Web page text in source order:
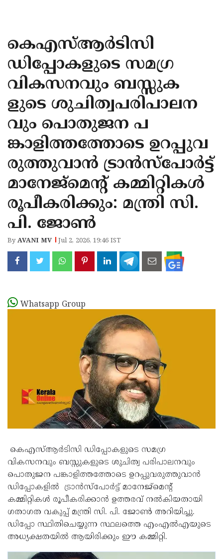
KANNUR
KASARAGOD
കെഎസ്ആർടിസി
ഡിപ്പോകളുടെ സമഗ്ര
വികസനവും ബസ്സുക
ളുടെ ശുചിത്വപരിപാലന
വും പൊതുജന പ
ങ്കാളിത്തത്തോടെ ഉറപ്പുവ
രുത്തുവാൻ ട്രാൻസ്പോർട്ട്
മാനേജ്മെന്റ് കമ്മിറ്റികൾ
രൂപീകരിക്കും: മന്ത്രി സി.
പി. ജോൺ
ByAVANI MV Jul 2, 2026, 19:46 IST
Whatsapp Group
കെഎസ്ആർടിസി ഡിപ്പോകളുടെ സമഗ്ര
വികസനവും ബസ്സുകളുടെ ശുചിത്വ പരിപാലനവും
പൊതുജന പങ്കാളിത്തത്തോടെ ഉറപ്പുവരുത്തുവാൻ
ഡിപ്പോകളിൽ ട്രാൻസ്പോർട്ട് മാനേജ്മെന്റ്
കമ്മിറ്റികൾ രൂപീകരിക്കാൻ ഉത്തരവ് നൽകിയതായി
ഗതാഗത വകുപ്പ് മന്ത്രി സി. പി. ജോൺ അറിയിച്ചു.
ഡിപ്പോ സ്ഥിതിചെയ്യുന്ന സ്ഥലത്തെ എംഎൽഎയുടെ
അധ്യക്ഷതയിൽ ആയിരിക്കും ഈ കമ്മിറ്റി.